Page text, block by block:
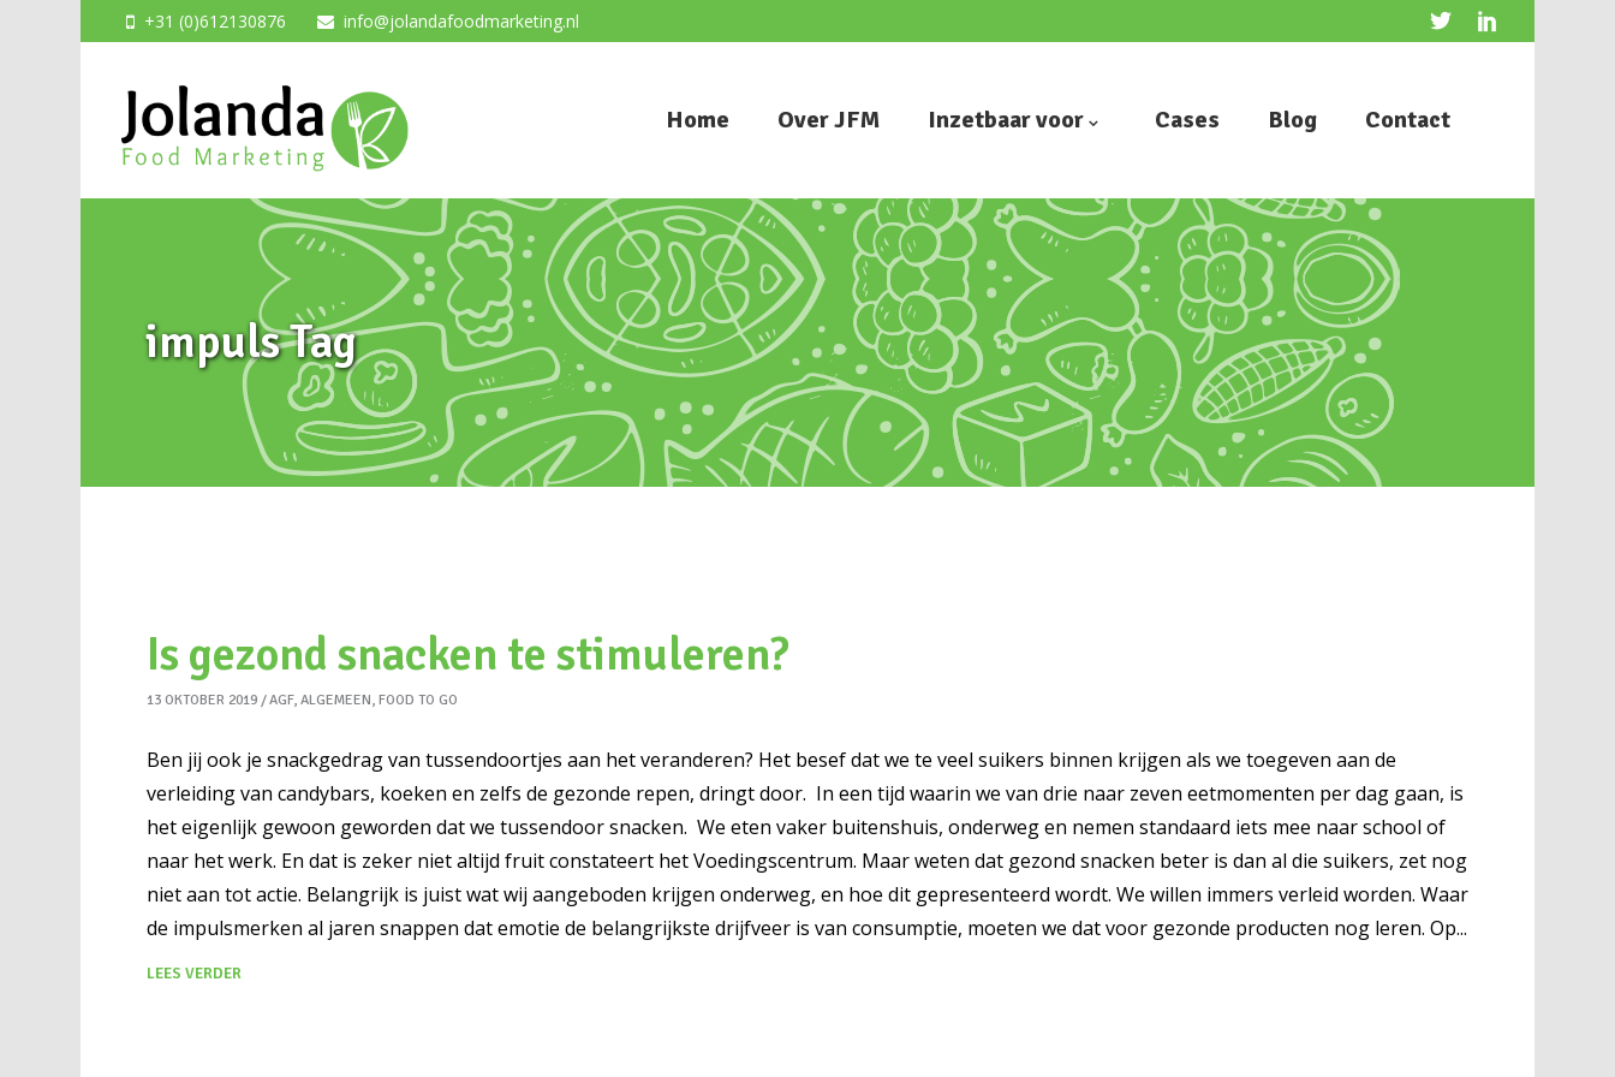
+31 (0)612130876 info@jolandafoodmarketing.nl
Home Over JFM Inzetbaar voor Cases Blog Contact
impuls Tag
Is gezond snacken te stimuleren?
13 OKTOBER 2019 AGF, ALGEMEEN, FOOD TO GO
Ben jij ook je snackgedrag van tussendoortjes aan het veranderen? Het besef dat we te veel suikers binnen krijgen als we toegeven aan de
verleiding van candybars, koeken en zelfs de gezonde repen, dringt door. In een tijd waarin we van drie naar zeven eetmomenten per dag gaan, is
het eigenlijk gewoon geworden dat we tussendoor snacken. We eten vaker buitenshuis, onderweg en nemen standaard iets mee naar school of
naar het werk. En dat is zeker niet altijd fruit constateert het Voedingscentrum. Maar weten dat gezond snacken beter is dan al die suikers, zet nog
niet aan tot actie. Belangrijk is juist wat wij aangeboden krijgen onderweg, en hoe dit gepresenteerd wordt. We willen immers verleid worden. Waar
de impulsmerken al jaren snappen dat emotie de belangrijkste drijfveer is van consumptie, moeten we dat voor gezonde producten nog leren. Op
LEES VERDER